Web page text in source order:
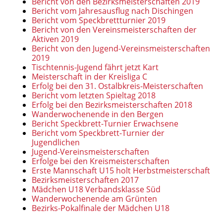
Bericht vom Jahresausflug nach Dischingen
Bericht vom Speckbrettturnier 2019
Bericht von den Vereinsmeisterschaften der
Aktiven 2019
Bericht von den Jugend-Vereinsmeisterschaften
2019
Tischtennis-Jugend fährt jetzt Kart
Meisterschaft in der Kreisliga C
Erfolg bei den 31. Ostalbkreis-Meisterschaften
Bericht vom letzten Spieltag 2018
Erfolg bei den Bezirksmeisterschaften 2018
Wanderwochenende in den Bergen
Bericht Speckbrett-Turnier Erwachsene
Bericht vom Speckbrett-Turnier der
Jugendlichen
Jugend-Vereinsmeisterschaften
Erfolge bei den Kreismeisterschaften
Erste Mannschaft U15 holt Herbstmeisterschaft
Bezirksmeisterschaften 2017
Mädchen U18 Verbandsklasse Süd
Wanderwochenende am Grünten
Bezirks-Pokalfinale der Mädchen U18